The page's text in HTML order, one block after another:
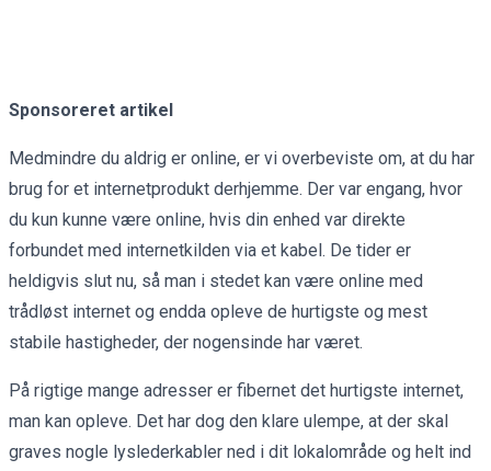
Sponsoreret artikel
Medmindre du aldrig er online, er vi overbeviste om, at du har
brug for et internetprodukt derhjemme. Der var engang, hvor
du kun kunne være online, hvis din enhed var direkte
forbundet med internetkilden via et kabel. De tider er
heldigvis slut nu, så man i stedet kan være online med
trådløst internet og endda opleve de hurtigste og mest
stabile hastigheder, der nogensinde har været.
På rigtige mange adresser er fibernet det hurtigste internet,
man kan opleve. Det har dog den klare ulempe, at der skal
graves nogle lyslederkabler ned i dit lokalområde og helt ind